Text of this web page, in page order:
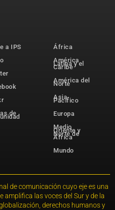
a IPS
de
África
América
Latina y el
Caribe
América del
Norte
Asia-
Pacífico
Europa
Medio
Oriente y
Norte de
África
Mundo
de comunicación cuyo eje es una
amplifica las voces del Sur y de la
derechos humanos y